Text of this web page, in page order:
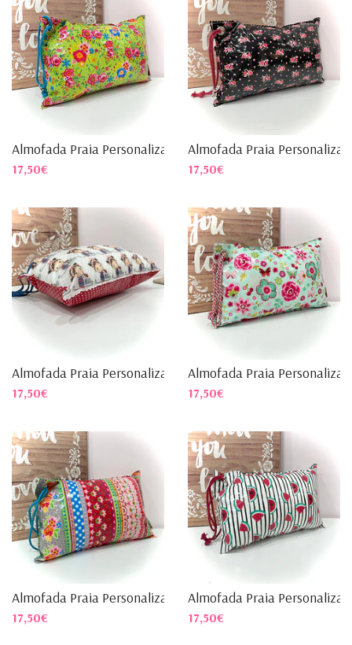
Almofada Praia Personalizad...
17,50€
Almofada Praia
17,50€
Almofada Praia Personalizad...
17,50€
Almofada Praia
17,50€
Almofada Praia Personalizad...
17,50€
Almofada Praia
17,50€